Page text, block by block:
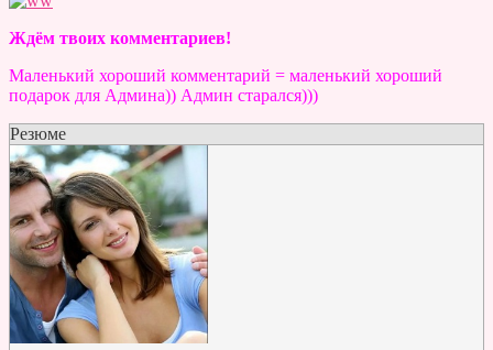
Ждём твоих комментариев!
Маленький хороший комментарий = маленький хороший
подарок для Админа)) Админ старался)))
Резюме